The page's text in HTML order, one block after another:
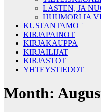
LASTEN, JA
HUUMORI JA
KUSTANTAMOT
KIRJAPAINOT
KIRJAKAUPPA
KIRJAILIJAT
KIRJASTOT
YHTEYSTIEDOT
Month: